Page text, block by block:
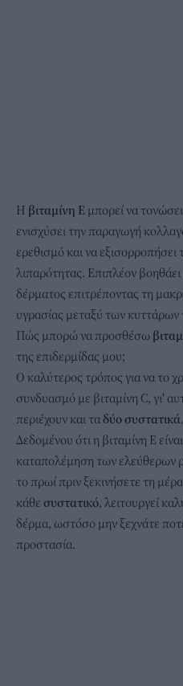
Η βιταμίνη Ε μπορεί να
ενισχύσει την παραγωγή
ερεθισμό και να
λιπαρότητας. Επιπλέον
δέρματος επιτρέποντας τη
υγρασίας μεταξύ των κυττάρων
Πώς μπορώ να προσθέσω
της επιδερμίδας μου;
Ο καλύτερος τρόπος για να το
συνδυασμό με βιταμίνη C, γι'
περιέχουν και ταδύο συστατικά.
Δεδομένου ότι η βιταμίνη Ε
καταπολέμηση των ελεύθερων
το πρωί πριν ξεκινήσετε τη
κάθε συστατικό, λειτουργεί
δέρμα, ωστόσο μην ξεχνάτε
προστασία.